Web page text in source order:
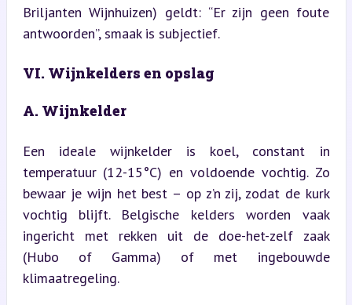
Briljanten Wijnhuizen) geldt: “Er zijn geen foute
antwoorden”, smaak is subjectief.
VI. Wijnkelders en opslag
A. Wijnkelder
Een ideale wijnkelder is koel, constant in
temperatuur (12-15°C) en voldoende vochtig. Zo
bewaar je wijn het best – op z’n zij, zodat de kurk
vochtig blijft. Belgische kelders worden vaak
ingericht met rekken uit de doe-het-zelf zaak
(Hubo of Gamma) of met ingebouwde
klimaatregeling.